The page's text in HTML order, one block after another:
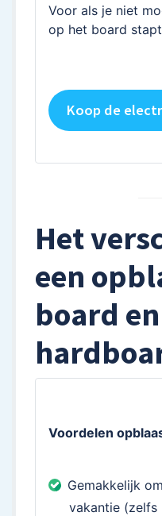
Voor als je niet
op het board stapt
Koop de
Het
een
board
Voordelen
Gemakkelijk
vakantie (zelfs